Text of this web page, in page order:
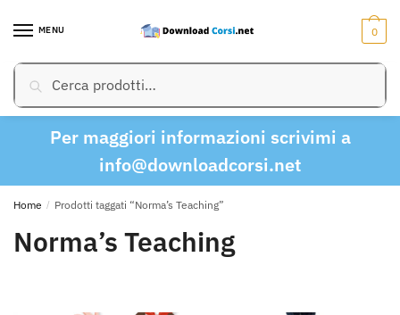
MENU
Cerca:Cerca
0
Per maggiori informazioni scrivimi a
info@downloadcorsi.net
Home / Prodotti taggati “Norma’s Teaching”
Norma’s Teaching